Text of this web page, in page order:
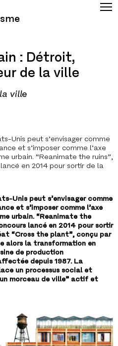
: Détroit,
de la ville
ville
Unis peut s’envisager comme
et s’imposer comme l’axe
urbain. “Reanimate the ruins”,
en 2014 pour sortir de la
Unis peut s’envisager comme
et s’imposer comme l’axe
urbain. “Reanimate the
lancé en 2014 pour sortir
“Cross the plant”, conçu par
alors la transformation en
de production
depuis 1987. La
un processus social et
morceau de ville” actif et